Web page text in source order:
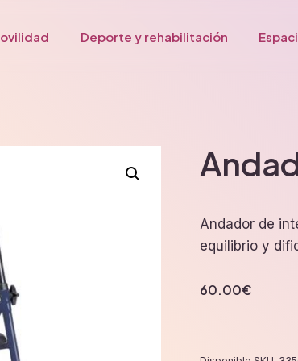
Deporte y rehabilitación
Andador de
equilibrio y
60.00€